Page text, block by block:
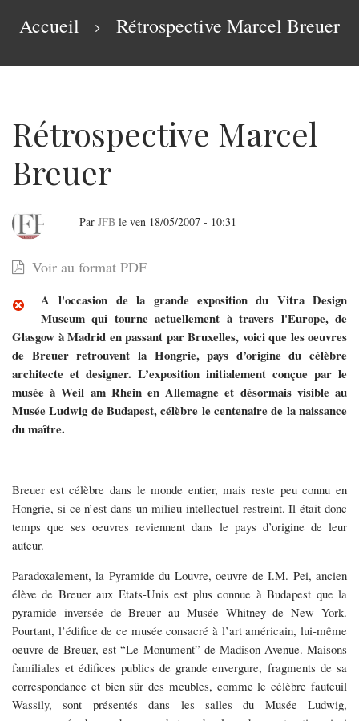
Fil
d'Ariane
Accueil Rétrospective Marcel Breuer
Rétrospective Marcel
Breuer
Rétrospective
Marcel
Breuer
Par JFB le ven 18/05/2007 - 10:31
Voir au format PDF
A l'occasion de la grande exposition du Vitra Design
Museum qui tourne actuellement à travers l'Europe, de
Glasgow à Madrid en passant par Bruxelles, voici que les oeuvres
de Breuer retrouvent la Hongrie, pays d’origine du célèbre
architecte et designer. L’exposition initialement conçue par le
musée à Weil am Rhein en Allemagne et désormais visible au
Musée Ludwig de Budapest, célèbre le centenaire de la naissance
du maître.
Breuer est célèbre dans le monde entier, mais reste peu connu en
Hongrie, si ce n’est dans un milieu intellectuel restreint. Il était donc
temps que ses oeuvres reviennent dans le pays d’origine de leur
auteur.
Paradoxalement, la Pyramide du Louvre, oeuvre de I.M. Pei, ancien
élève de Breuer aux Etats-Unis est plus connue à Budapest que la
pyramide inversée de Breuer au Musée Whitney de New York.
Pourtant, l’édifice de ce musée consacré à l’art américain, lui-même
oeuvre de Breuer, est “Le Monument” de Madison Avenue. Maisons
familiales et édifices publics de grande envergure, fragments de sa
correspondance et bien sûr des meubles, comme le célèbre fauteuil
Wassily, sont présentés dans les salles du Musée Ludwig,